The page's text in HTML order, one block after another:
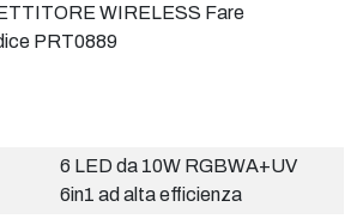
WIRELESS Fare
PRT0889
6 LED da 10W RGBWA+UV
6in1 ad alta efficienza